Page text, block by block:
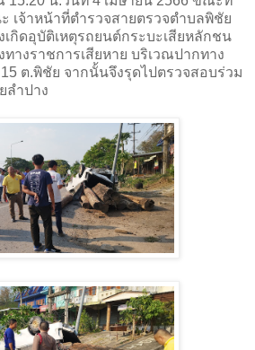
เจ้าหน้าที่ตำรวจสายตรวจตำบลพิชัย
เกิดอุบัติเหตุรถยนต์กระบะเสียหลักชน
างราชการเสียหาย บริเวณปากทาง
ต.พิชัย จากนั้นจึงรุดไปตรวจสอบร่วม
ลำปาง